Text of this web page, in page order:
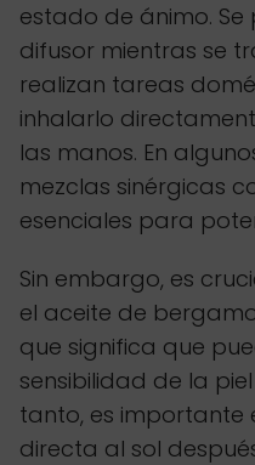
estado de ánimo. Se
difusor mientras se
realizan tareas
inhalarlo
las manos. En
mezclas sinérgicas
esenciales para
Sin embargo, es
el aceite de
que significa que
sensibilidad de la
tanto, es importante
directa al sol